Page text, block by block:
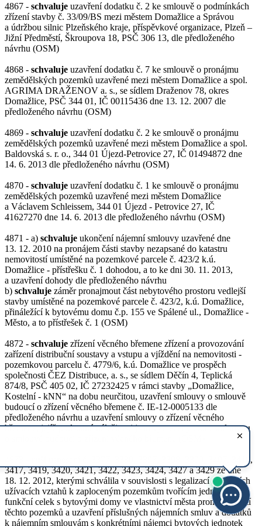
4867 - schvaluje uzavření dodatku č. 2 ke smlouvě o podmínkách
zřízení stavby č. 33/09/BS mezi městem Domažlice a Správou
a údržbou silnic Plzeňského kraje, příspěvkové organizace, Plzeň –
Jižní Předměstí, Škroupova 18, PSČ 306 13, dle předloženého
návrhu (OSM)
4868 - schvaluje uzavření dodatku č. 7 ke smlouvě o pronájmu
zemědělských pozemků uzavřené mezi městem Domažlice a spol.
AGRIMA DRAŽENOV a. s., se sídlem Draženov 78, okres
Domažlice, PSČ 344 01, IČ 00115436 dne 13. 12. 2007 dle
předloženého návrhu (OSM)
4869 - schvaluje uzavření dodatku č. 2 ke smlouvě o pronájmu
zemědělských pozemků uzavřené mezi městem Domažlice a spol.
Baldovská s. r. o., 344 01 Újezd-Petrovice 27, IČ 01494872 dne
14. 6. 2013 dle předloženého návrhu (OSM)
4870 - schvaluje uzavření dodatku č. 1 ke smlouvě o pronájmu
zemědělských pozemků uzavřené mezi městem Domažlice
a Václavem Schleissem, 344 01 Újezd - Petrovice 27, IČ
41627270 dne 14. 6. 2013 dle předloženého návrhu (OSM)
4871 - a) schvaluje ukončení nájemní smlouvy uzavřené dne
13. 12. 2010 na pronájem části stavby nezapsané do katastru
nemovitostí umístěné na pozemkové parcele č. 423/2 k.ú.
Domažlice - přístřešku č. 1 dohodou, a to ke dni 30. 11. 2013,
a uzavření dohody dle předloženého návrhu
b) schvaluje záměr pronajmout část nebytového prostoru vedlejší
stavby umístěné na pozemkové parcele č. 423/2, k.ú. Domažlice,
přináležící k bytovému domu č.p. 155 ve Spálené ul., Domažlice -
Město, a to přístřešek č. 1 (OSM)
4872 - schvaluje zřízení věcného břemene zřízení a provozování
zařízení distribuční soustavy a vstupu a vjíždění na nemovitosti -
pozemkovou parcelu č. 4779/6, k.ú. Domažlice ve prospěch
společnosti ČEZ Distribuce, a. s., se sídlem Děčín 4, Teplická
874/8, PSČ 405 02, IČ 27232425 v rámci stavby „Domažlice,
Kostelní - kNN“ na dobu neurčitou, uzavření smlouvy o smlouvě
budoucí o zřízení věcného břemene č. IE-12-0005133 dle
předloženého návrhu a uzavření smlouvy o zřízení věcného
břemene, jejíž podstatné náležitosti jsou vymezeny touto smlouvou
usnesení č. 3377, 3380, 3397, 3398, 3399, 3407, 3416,
3417, 3419, 3420, 3421, 3422, 3423, 3424, 3427 a 3429 ze dne
18. 12. 2012, kterými schválila v souvislosti s legalizací stávajících
užívacích vztahů k zaploceným pozemkům tvořícím jednotný
funkční celek s bytovými domy ve vlastnictví města pronájem částí
těchto pozemků a uzavření příslušných nájemních smluv a dodatků
k nájemním smlouvám s konkrétními nájemci bytových jednotek